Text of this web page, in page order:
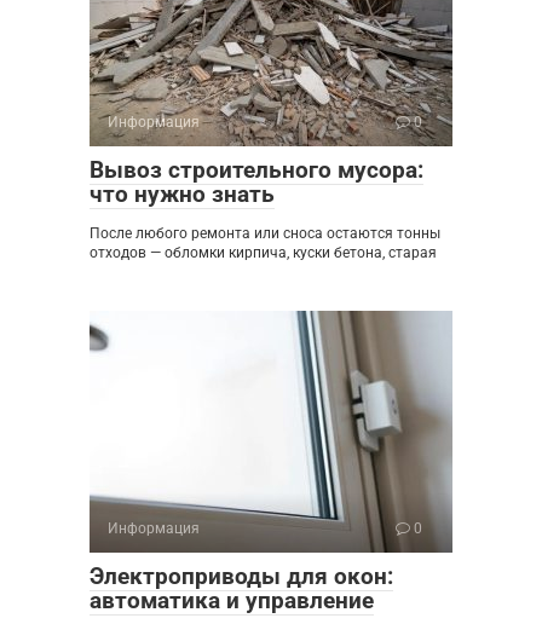
Информация 0
Вывоз строительного мусора:
что нужно знать
После любого ремонта или сноса остаются тонны
отходов — обломки кирпича, куски бетона, старая
Информация 0
Электроприводы для окон:
автоматика и управление